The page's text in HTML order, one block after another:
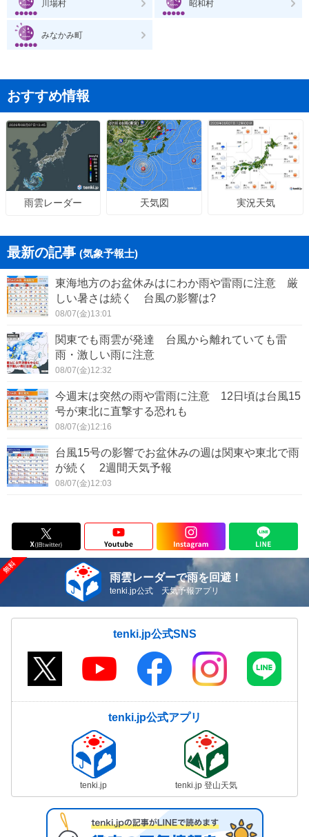
川場村 昭和村
みなかみ町
おすすめ情報
雨雲レーダー 天気図 実況天気
最新の記事 (気象予報士)
東海地方のお盆休みはにわか雨や雷雨に注意 厳
しい暑さは続く 台風の影響は?
08/07(金)13:01
関東でも雨雲が発達 台風から離れていても雷
雨・激しい雨に注意
08/07(金)12:32
今週末は突然の雨や雷雨に注意 12日頃は台風15
号が東北に直撃する恐れも
08/07(金)12:16
台風15号の影響でお盆休みの週は関東や東北で雨
が続く 2週間天気予報
08/07(金)12:03
雨雲レーダーで雨を回避！
tenki.jp公式 天気予報アプリ
tenki.jp公式SNS
tenki.jp公式アプリ
tenki.jp tenki.jp 登山天気